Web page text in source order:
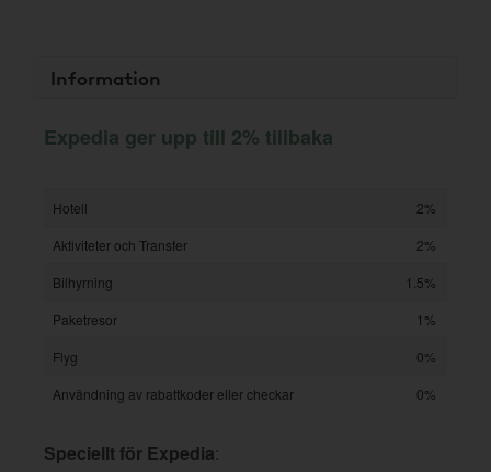
Information
Expedia ger upp till 2% tillbaka
Hotell
2%
Aktiviteter och Transfer
2%
Bilhyrning
1.5%
Paketresor
1%
Flyg
0%
Användning av rabattkoder eller checkar
0%
Speciellt för Expedia: